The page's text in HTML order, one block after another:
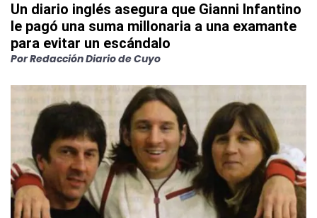
Un diario inglés asegura que Gianni Infantino
le pagó una suma millonaria a una examante
para evitar un escándalo
PorRedacción Diario de Cuyo